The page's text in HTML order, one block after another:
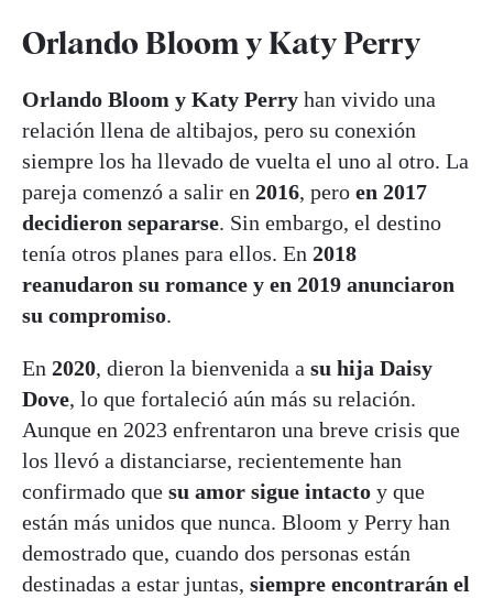
Orlando Bloom y Katy Perry
Orlando Bloom y Katy Perry han vivido una
relación llena de altibajos, pero su conexión
siempre los ha llevado de vuelta el uno al otro. La
pareja comenzó a salir en 2016, pero en 2017
decidieron separarse. Sin embargo, el destino
tenía otros planes para ellos. En 2018
reanudaron su romance y en 2019 anunciaron
su compromiso.
En 2020, dieron la bienvenida a su hija Daisy
Dove, lo que fortaleció aún más su relación.
Aunque en 2023 enfrentaron una breve crisis que
los llevó a distanciarse, recientemente han
confirmado que su amor sigue intacto y que
están más unidos que nunca. Bloom y Perry han
demostrado que, cuando dos personas están
destinadas a estar juntas, siempre encontrarán el